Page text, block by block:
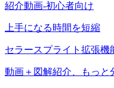
紹介動画-初心者向け
上手になる時間を短縮
セラースプライト拡張機
動画＋図解紹介、もっと